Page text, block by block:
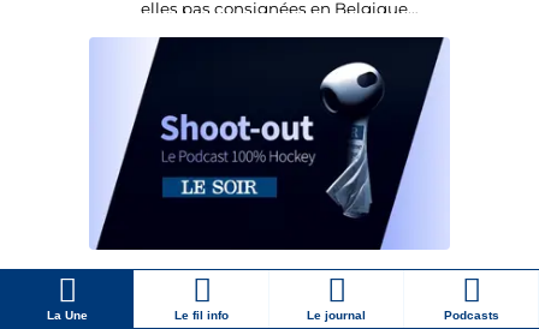
La Une Le fil info Le journal Podcasts